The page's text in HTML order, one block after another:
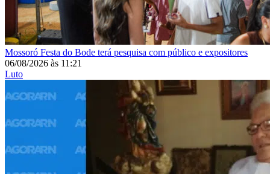
Mossoró Festa do Bode terá pesquisa com público e expositores
06/08/2026 às 11:21
Luto